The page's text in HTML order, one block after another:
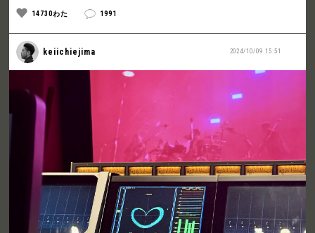
14730わた 1991
2024/10/09 15:51
keiichiejima